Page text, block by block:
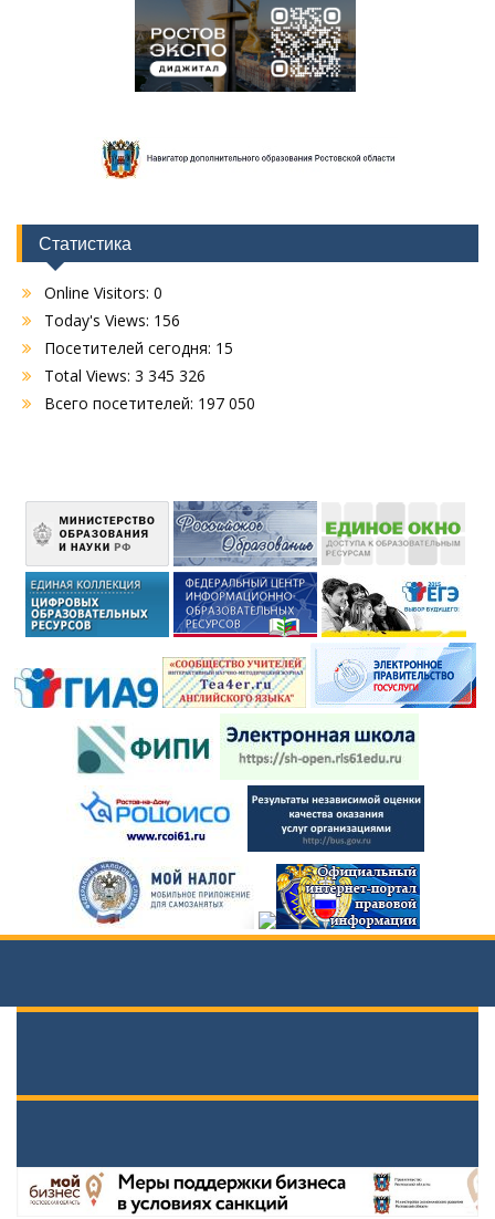
Статистика
Online Visitors: 0
Today's Views: 156
Посетителей сегодня: 15
Total Views: 3 345 326
Всего посетителей: 197 050